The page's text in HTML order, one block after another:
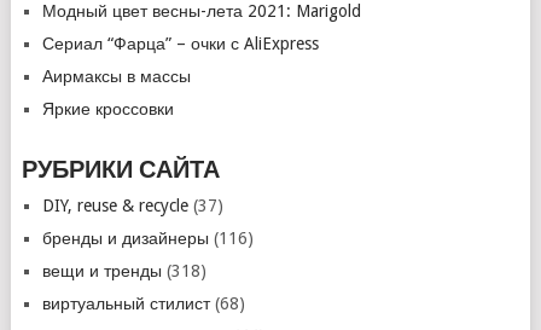
Модный цвет весны-лета 2021: Marigold
Сериал “Фарца” – очки с AliExpress
Аирмаксы в массы
Яркие кроссовки
РУБРИКИ САЙТА
DIY, reuse & recycle(37)
бренды и дизайнеры (116)
вещи и тренды (318)
виртуальный стилист(68)